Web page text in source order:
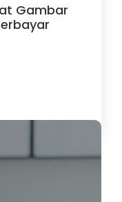
Gambar